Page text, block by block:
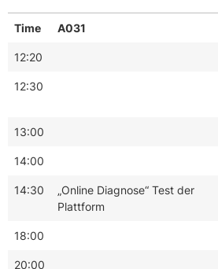
Time A031
12:20
12:30
13:00
14:00
14:30
„Online Diagnose“ Test der
Plattform
18:00
20:00